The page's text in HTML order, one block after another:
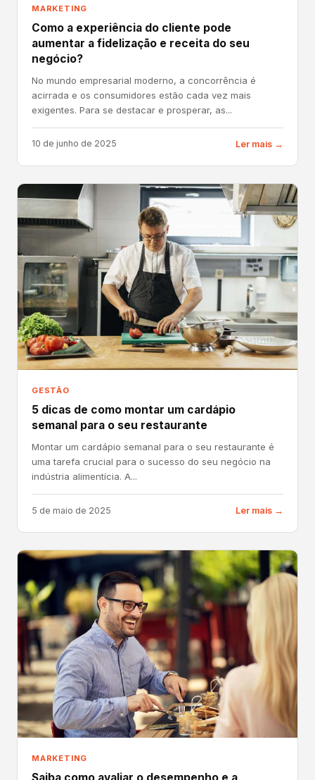
MARKETING
Como a experiência do cliente pode
aumentar a fidelização e receita do seu
negócio?
No mundo empresarial moderno, a concorrência é
acirrada e os consumidores estão cada vez mais
exigentes. Para se destacar e prosperar, as...
10 de junho de 2025 Ler mais →
GESTÃO
5 dicas de como montar um cardápio
semanal para o seu restaurante
Montar um cardápio semanal para o seu restaurante é
uma tarefa crucial para o sucesso do seu negócio na
indústria alimentícia. A...
5 de maio de 2025 Ler mais →
MARKETING